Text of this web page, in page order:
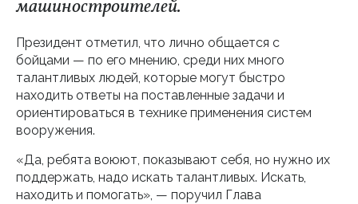
машиностроителей.
Президент отметил, что лично общается с
бойцами — по его мнению, среди них много
талантливых людей, которые могут быстро
находить ответы на поставленные задачи и
ориентироваться в технике применения систем
вооружения.
«Да, ребята воюют, показывают себя, но нужно их
поддержать, надо искать талантливых. Искать,
находить и помогать», — поручил Глава